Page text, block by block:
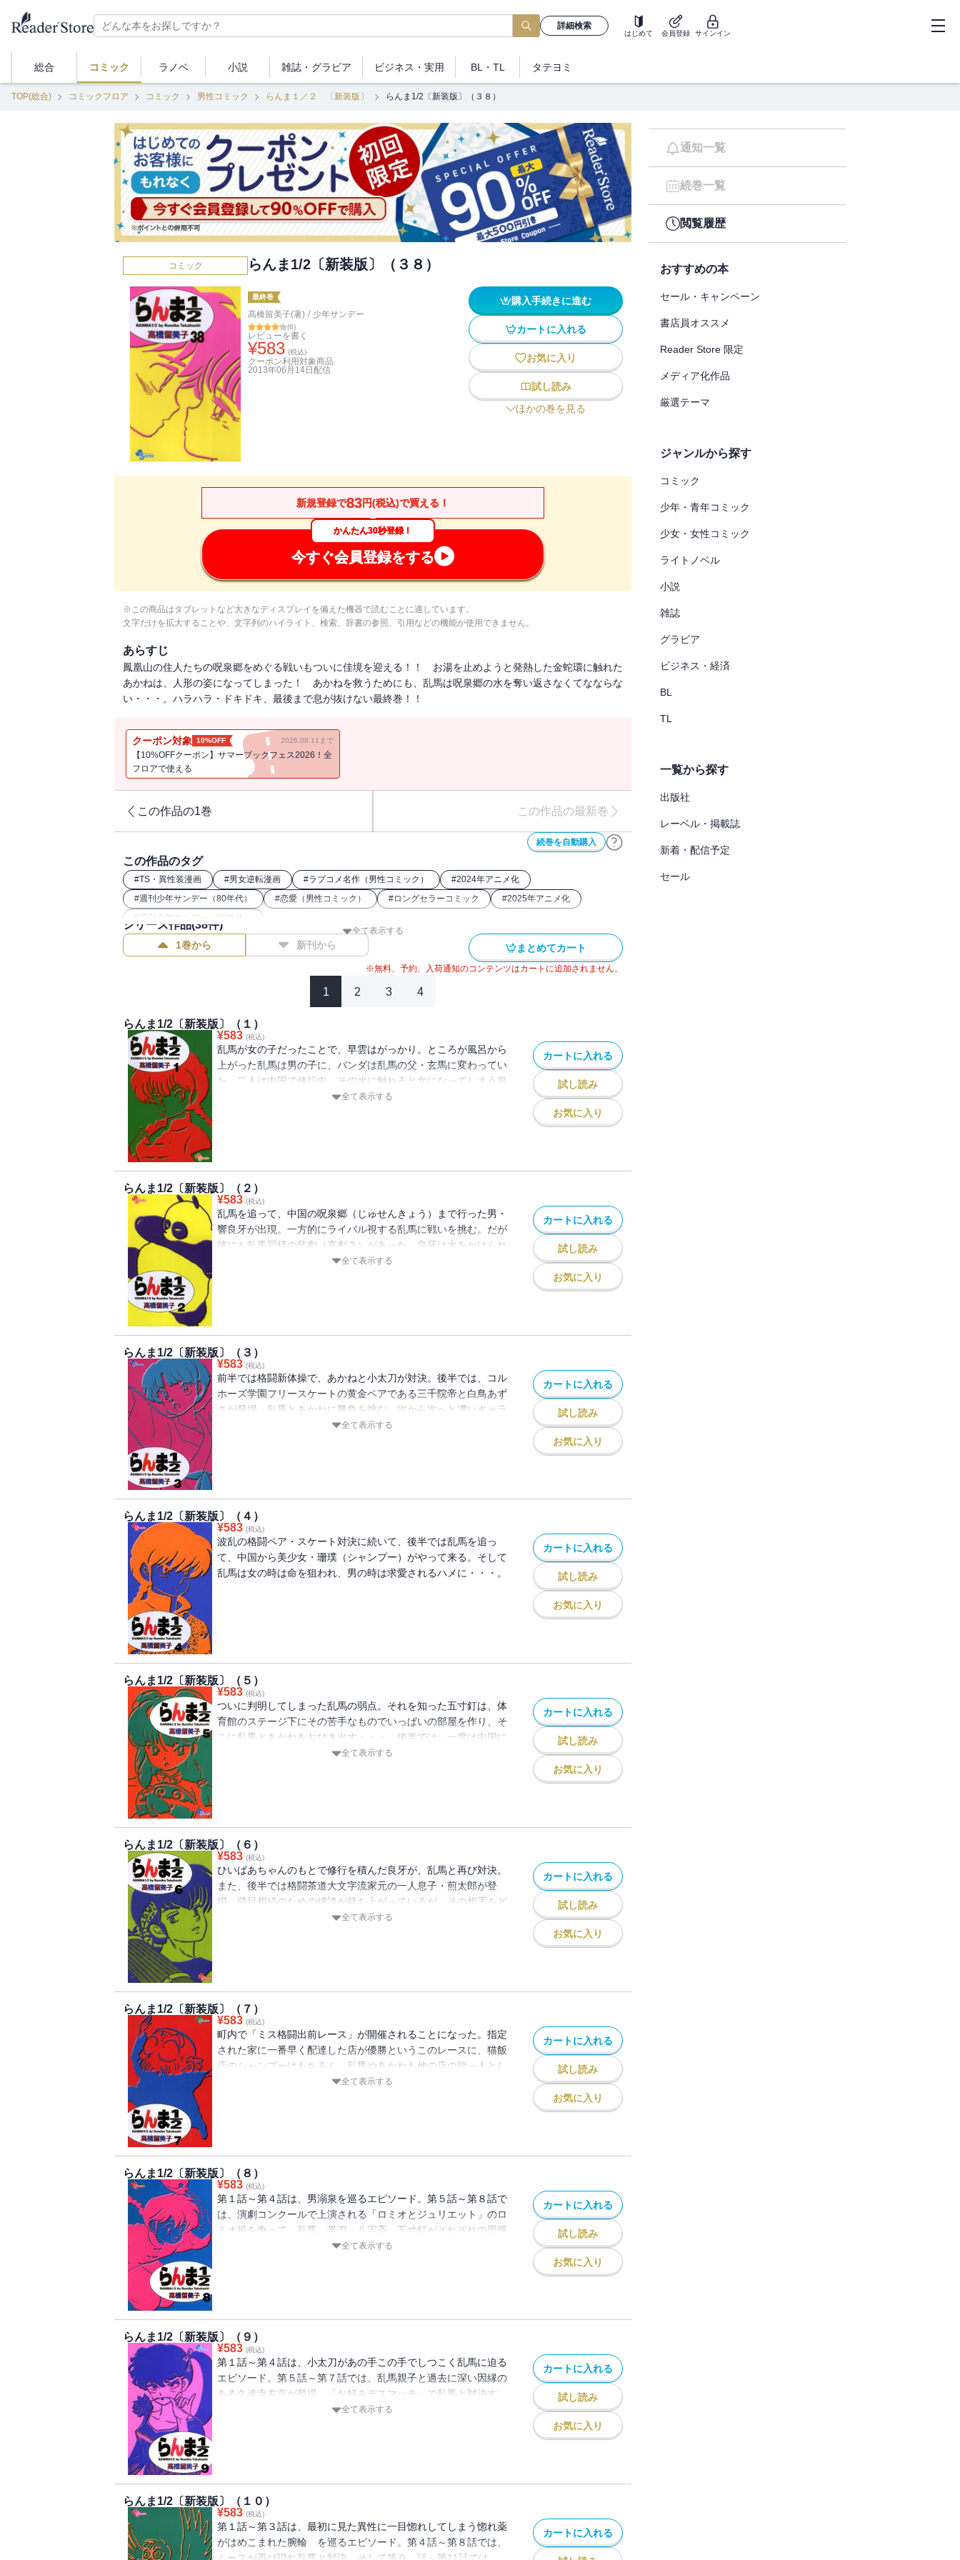
詳細検索
はじめて 会員登録 サインイン
総合 コミック ラノベ 小説 雑誌・ グラビア ビジネス ・実用 BL・TL タテヨミ
TOP(総合) コミックフロア コミック 男性コミック らんま１／２ 〔新装版〕 らんま1/2〔新装版〕（３８）
コミック らんま1/2〔新装版〕（３８）
最終巻
高橋留美子(著) / 少年サンデー
(6)
レビューを書く
¥583 (税込)
クーポン利用対象商品
2013年06月14日 配信
購入手続きに進む
カートに入れる
お気に入り
試し読み
ほかの巻を見る
新規登録で83円(税込)で買える！
かんたん30秒登録！
今すぐ会員登録をする
※この商品はタブレットなど大きなディスプレイを備えた機器で読むことに適しています。
文字だけを拡大することや、文字列のハイライト、検索、辞書の参照、引用などの機能が使用できません。
あらすじ
鳳凰山の住人たちの呪泉郷をめぐる戦いもついに佳境を迎える！！ お湯を止めようと発熱した金蛇環に触れた
あかねは、人形の姿になってしまった！ あかねを救うためにも、乱馬は呪泉郷の水を奪い返さなくてなならな
い・・・。ハラハラ・ドキドキ、最後まで息が抜けない最終巻！！
クーポン対象 10%OFF 2026.08.11まで
【10%OFFクーポン】サマーブックフェス2026！全
フロアで使える
この作品の1巻 この作品の最新巻
続巻を自動購入
この作品のタグ
#TS・異性装漫画 #男女逆転漫画 #ラブコメ名作（男性コミック） #2024年アニメ化
#週刊少年サンデー（80年代） #恋愛（男性コミック） #ロングセラーコミック #2025年アニメ化
#週刊少年サンデー（90年代）
全て表示する
シリーズ作品(38件)
1巻から 新刊から まとめてカート
※無料、予約、入荷通知のコンテンツはカートに追加されません。
1 2 3 4
らんま1/2〔新装版〕（１）
¥583 (税込)
乱馬が女の子だったことで、早雲はがっかり。ところが風呂から
上がった乱馬は男の子に、パンダは乱馬の父・玄馬に変わってい
た。二人は中国で修行中、その水に触れると女になってしまう泉
と、パンダになってしまう泉に落ちていたのだった。お湯をかけ
全て表示する
カートに入れる
試し読み
お気に入り
らんま1/2〔新装版〕（２）
¥583 (税込)
乱馬を追って、中国の呪泉郷（じゅせんきょう）まで行った男・
響良牙が出現。一方的にライバル視する乱馬に戦いを挑む。だが
彼にも乱馬同様の悲劇（喜劇？）があった。良牙は水をかけられ
ると、黒ブタに変身してしまうのだ。この良牙の登場で、乱馬と
全て表示する
カートに入れる
試し読み
お気に入り
らんま1/2〔新装版〕（３）
¥583 (税込)
前半では格闘新体操で、あかねと小太刀が対決。後半では、コル
ホーズ学園フリースケートの黄金ペアである三千院帝と白鳥あず
さが登場。乱馬とあかねに勝負を挑む。次から次へと濃いキャラ
クターが登場し、ドタバタが繰り広げられる第３集。
全て表示する
カートに入れる
試し読み
お気に入り
らんま1/2〔新装版〕（４）
¥583 (税込)
波乱の格闘ペア・スケート対決に続いて、後半では乱馬を追っ
て、中国から美少女・珊璞（シャンプー）がやって来る。そして
乱馬は女の時は命を狙われ、男の時は求愛されるハメに・・・。
カートに入れる
試し読み
お気に入り
らんま1/2〔新装版〕（５）
¥583 (税込)
ついに判明してしまった乱馬の弱点。それを知った五寸釘は、体
育館のステージ下にその苦手なものでいっぱいの部屋を作り、そ
こに乱馬とあかねをおびき出す・・・。後半では、一度は中国に
帰ったシャンプーが妖怪ばあさんと共に再来日。乱馬はばあさん
全て表示する
カートに入れる
試し読み
お気に入り
らんま1/2〔新装版〕（６）
¥583 (税込)
ひいばあちゃんのもとで修行を積んだ良牙が、乱馬と再び対決。
また、後半では格闘茶道大文字流家元の一人息子・煎太郎が登
場。跡目相続のための縁談が持ち上がっているが、その相手をど
うしても好きになれない煎太郎のために、乱馬とあかねが力にな
全て表示する
カートに入れる
試し読み
お気に入り
らんま1/2〔新装版〕（７）
¥583 (税込)
町内で「ミス格闘出前レース」が開催されることになった。指定
された家に一番早く配達した店が優勝というこのレースに、猫飯
店のシャンプーはもちろん、乱馬やあかねも他の店の助っ人とし
て参加する。また後半では、早乙女家に早雲と玄馬の師匠・八宝
全て表示する
カートに入れる
試し読み
お気に入り
らんま1/2〔新装版〕（８）
¥583 (税込)
第１話～第４話は、男溺泉を巡るエピソード。第５話～第８話で
は、演劇コンクールで上演される「ロミオとジュリエット」のロ
ミオ役を争って、乱馬、帯刀、八宝斉、五寸釘がそれぞれの思惑
を胸に対決。そして第９話～第11話では、和風男溺泉を手に入
全て表示する
カートに入れる
試し読み
お気に入り
らんま1/2〔新装版〕（９）
¥583 (税込)
第１話～第４話は、小太刀があの手この手でしつこく乱馬に迫る
エピソード。第５話～第７話では、乱馬親子と過去に深い因縁の
ある久遠寺右京が登場。「お好みデスマッチ」で乱馬と対決す
る。そして第９話～第11話では、右京が良牙とあかねをくっつ
全て表示する
カートに入れる
試し読み
お気に入り
らんま1/2〔新装版〕（１０）
¥583 (税込)
第１話～第３話は、最初に見た異性に一目惚れしてしまう惚れ薬
がはめこまれた腕輪 を巡るエピソード。第４話～第８話では、
カートに入れる
通知一覧
続巻一覧
閲覧履歴
おすすめの本
セール・キャンペーン
書店員オススメ
Reader Store 限定
メディア化作品
厳選テーマ
ジャンルから探す
コミック
少年・青年コミック
少女・女性コミック
ライトノベル
小説
雑誌
グラビア
ビジネス・経済
BL
TL
一覧から探す
出版社
レーベル・掲載誌
新着・配信予定
セール